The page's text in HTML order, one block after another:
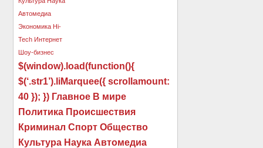
$(window).load(function(){
$(‘.str1’).liMarquee({ scrollamount:
40 }); }) Главное В мире
Политика Происшествия
Криминал Спорт Общество
Культура Наука Автомедиа